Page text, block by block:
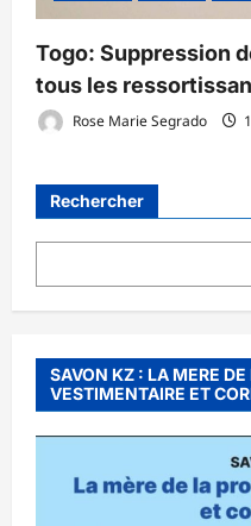
Togo: Suppression
tous les
Rose Marie Segrado
Rechercher
SAVON KZ : LA MERE DE
VESTIMENTAIRE ET